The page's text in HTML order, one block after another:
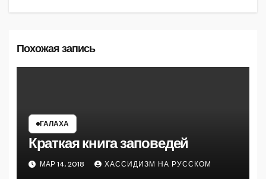
Похожая запись
ГАЛАХА
Краткая книга заповедей
МАР 14, 2018 ХАССИДИЗМ НА РУССКОМ